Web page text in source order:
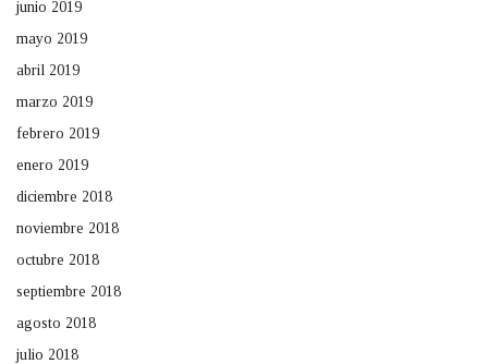
junio 2019
mayo 2019
abril 2019
marzo 2019
febrero 2019
enero 2019
diciembre 2018
noviembre 2018
octubre 2018
septiembre 2018
agosto 2018
julio 2018